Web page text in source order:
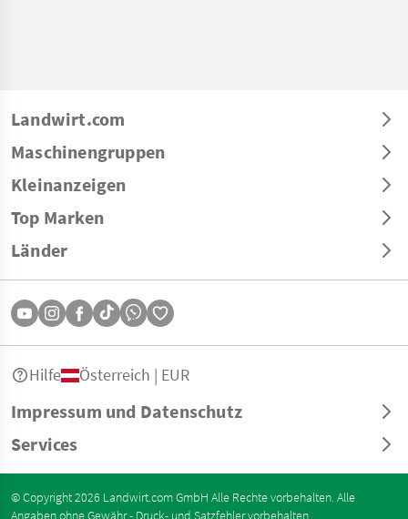
Landwirt.com
Maschinengruppen
Kleinanzeigen
Top Marken
Länder
Impressum und Datenschutz
Services
Hilfe Österreich | EUR
© Copyright 2026 Landwirt.com GmbH Alle Rechte vorbehalten. Alle
Angaben ohne Gewähr - Druck- und Satzfehler vorbehalten.